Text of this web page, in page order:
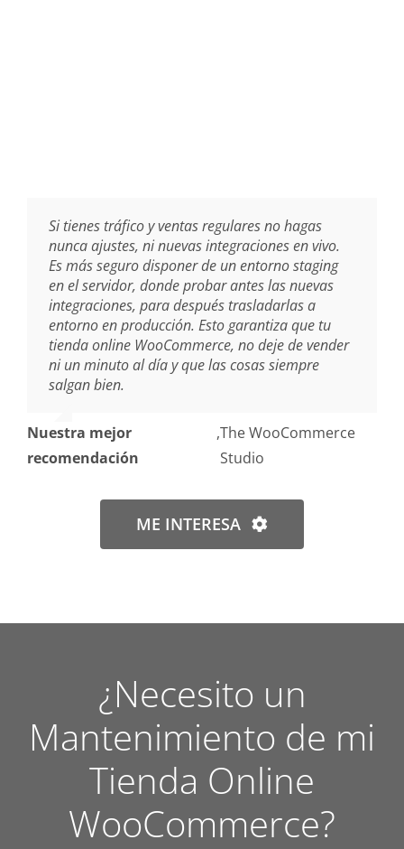
Si tienes tráfico y ventas regulares no hagas
nunca ajustes, ni nuevas integraciones en vivo.
Es más seguro disponer de un entorno staging
en el servidor, donde probar antes las nuevas
integraciones, para después trasladarlas a
entorno en producción. Esto garantiza que tu
tienda online WooCommerce, no deje de vender
ni un minuto al día y que las cosas siempre
salgan bien.
Nuestra mejor
recomendación
,The WooCommerce
Studio
ME INTERESA
¿Necesito un
Mantenimiento de mi
Tienda Online
WooCommerce?